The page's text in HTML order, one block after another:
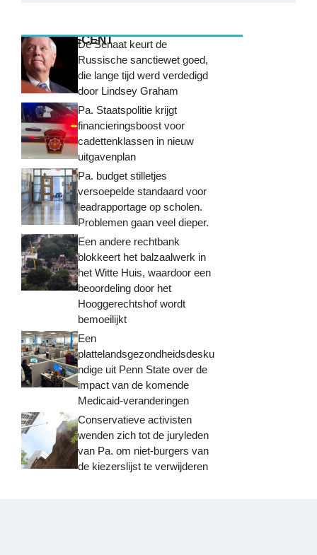
MEEST RECENTDe Senaat keurt de
Russische sanctiewet goed,
die lange tijd werd verdedigd
door Lindsey Graham
Pa. Staatspolitie krijgt
financieringsboost voor
cadettenklassen in nieuw
uitgavenplan
Pa. budget stilletjes
versoepelde standaard voor
leadrapportage op scholen.
Problemen gaan veel dieper.
Een andere rechtbank
blokkeert het balzaalwerk in
het Witte Huis, waardoor een
beoordeling door het
Hooggerechtshof wordt
bemoeilijkt
Een
plattelandsgezondheidsdesku
ndige uit Penn State over de
impact van de komende
Medicaid-veranderingen
Conservatieve activisten
wenden zich tot de juryleden
van Pa. om niet-burgers van
de kiezerslijst te verwijderen